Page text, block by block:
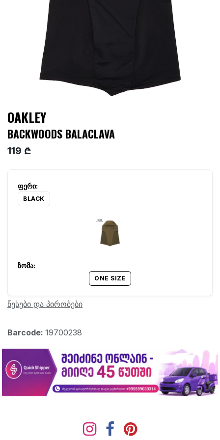
OAKLEY
BACKWOODS BALACLAVA
119 ₾
BLACK
ONE SIZE
წესები და პირობები
Barcode: 19700238